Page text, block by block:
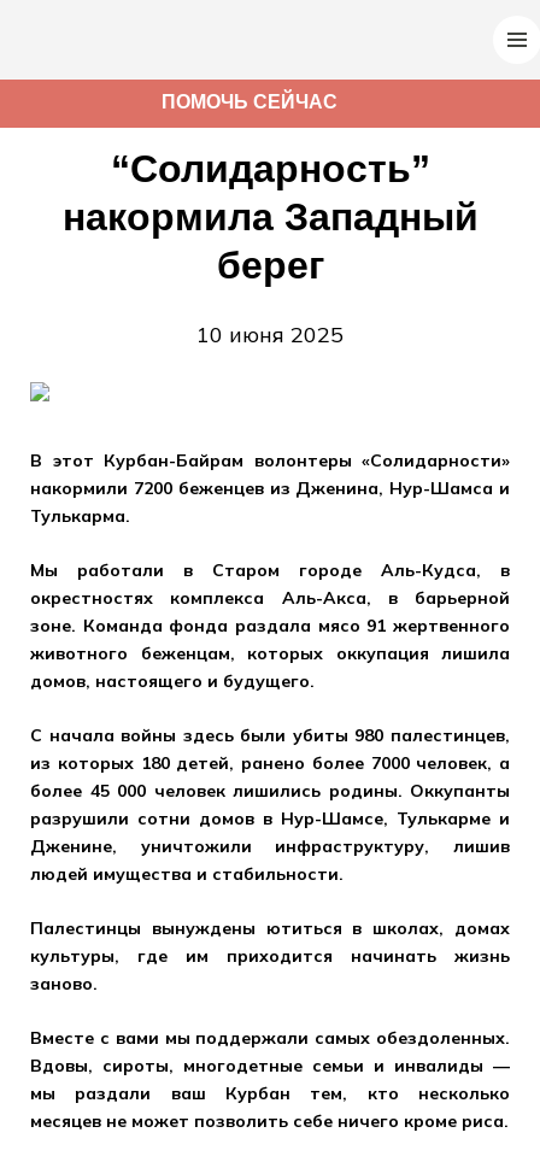
“Солидарность”
накормила Западный
берег
10 июня 2025
В этот Курбан-Байрам волонтеры «Солидарности»
накормили 7200 беженцев из Дженина, Нур-Шамса и
Тулькарма.
Мы работали в Старом городе Аль-Кудса, в
окрестностях комплекса Аль-Акса, в барьерной
зоне. Команда фонда раздала мясо 91 жертвенного
животного беженцам, которых оккупация лишила
домов, настоящего и будущего.
С начала войны здесь были убиты 980 палестинцев,
из которых 180 детей, ранено более 7000 человек, а
более 45 000 человек лишились родины. Оккупанты
разрушили сотни домов в Нур-Шамсе, Тулькарме и
Дженине, уничтожили инфраструктуру, лишив
людей имущества и стабильности.
Палестинцы вынуждены ютиться в школах, домах
культуры, где им приходится начинать жизнь
заново.
Вместе с вами мы поддержали самых обездоленных.
Вдовы, сироты, многодетные семьи и инвалиды —
мы раздали ваш Курбан тем, кто несколько
месяцев не может позволить себе ничего кроме риса.
ПОМОЧЬ СЕЙЧАС